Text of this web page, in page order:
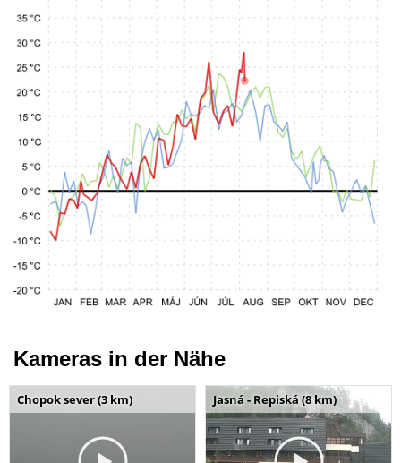
Kameras in der Nähe
Chopok sever (3 km) Jasná - Repiská (8 km)